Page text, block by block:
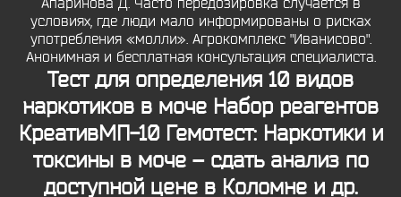
Апаринова Д. Часто передозировка случается в
условиях, где люди мало информированы о рисках
употребления «молли». Агрокомплекс "Иванисово".
Анонимная и бесплатная консультация специалиста.
Тест для определения 10 видов
наркотиков в моче Набор реагентов
КреативМП-10 Гемотест: Наркотики и
токсины в моче – сдать анализ по
доступной цене в Коломне и др.